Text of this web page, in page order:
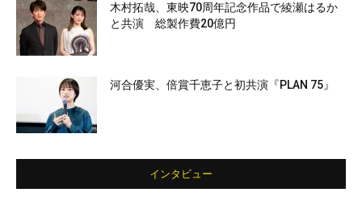
木村拓哉、東映70周年記念作品で綾瀬はるか
と共演 総製作費20億円
河合優実、倍賞千恵子と初共演『PLAN 75』
インタビュー